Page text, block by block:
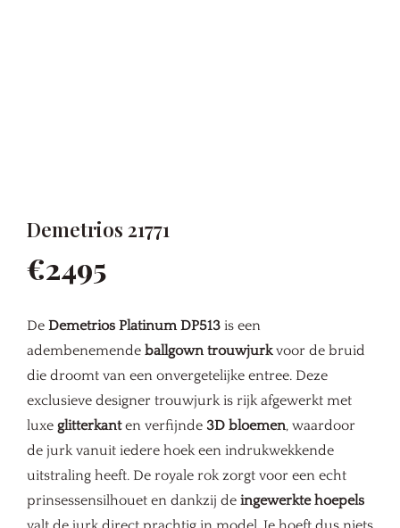
Demetrios 21771
€2495
De Demetrios Platinum DP513 is een
adembenemende ballgown trouwjurkvoor de bruid
die droomt van een onvergetelijke entree. Deze
exclusieve designer trouwjurk is rijk afgewerkt met
luxe glitterkanten verfijnde 3D bloemen, waardoor
de jurk vanuit iedere hoek een indrukwekkende
uitstraling heeft. De royale rok zorgt voor een echt
prinsessensilhouet en dankzij de ingewerkte hoepels